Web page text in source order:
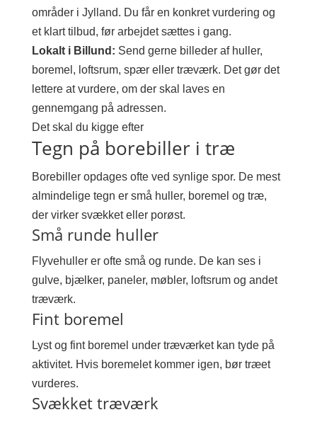
områder i Jylland. Du får en konkret vurdering og
et klart tilbud, før arbejdet sættes i gang.
Lokalt i Billund: Send gerne billeder af huller,
boremel, loftsrum, spær eller træværk. Det gør det
lettere at vurdere, om der skal laves en
gennemgang på adressen.
Det skal du kigge efter
Tegn på borebiller i træ
Borebiller opdages ofte ved synlige spor. De mest
almindelige tegn er små huller, boremel og træ,
der virker svækket eller porøst.
Små runde huller
Flyvehuller er ofte små og runde. De kan ses i
gulve, bjælker, paneler, møbler, loftsrum og andet
træværk.
Fint boremel
Lyst og fint boremel under træværket kan tyde på
aktivitet. Hvis boremelet kommer igen, bør træet
vurderes.
Svækket træværk